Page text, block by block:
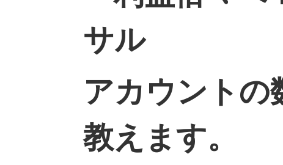
サル
アカウントの
教えます。